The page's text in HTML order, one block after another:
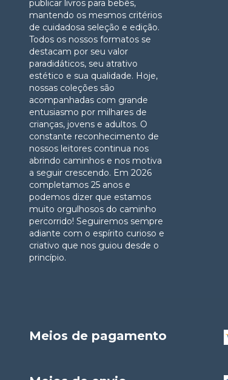
publicar livros para bebês,
mantendo os mesmos critérios
de cuidadosa seleção e edição.
Todos os nossos formatos se
destacam por seu valor
paradidáticos, seu atrativo
estético e sua qualidade. Hoje,
nossas coleções são
acompanhadas com grande
entusiasmo por milhares de
crianças, jovens e adultos. O
constante reconhecimento de
nossos leitores continua nos
abrindo caminhos e nos motiva
a seguir crescendo. Em 2026
completamos 25 anos e
podemos dizer que estamos
muito orgulhosos do caminho
percorrido! Seguiremos sempre
adiante com o espírito curioso e
criativo que nos guiou desde o
princípio.
Meios de pagamento